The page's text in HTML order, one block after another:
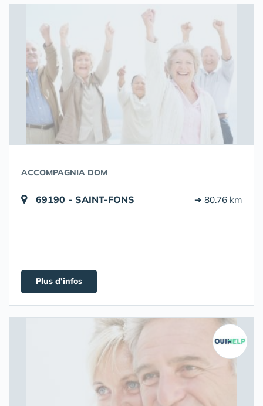
ACCOMPAGNIA DOM
69190 - SAINT-FONS ➔ 80.76 km
Plus d'infos